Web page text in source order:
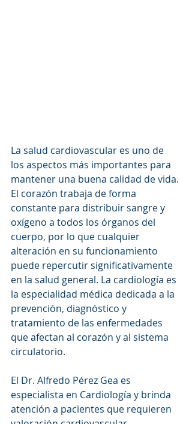
La salud cardiovascular es uno de
los aspectos más importantes para
mantener una buena calidad de vida.
El corazón trabaja de forma
constante para distribuir sangre y
oxígeno a todos los órganos del
cuerpo, por lo que cualquier
alteración en su funcionamiento
puede repercutir significativamente
en la salud general. La cardiología es
la especialidad médica dedicada a la
prevención, diagnóstico y
tratamiento de las enfermedades
que afectan al corazón y al sistema
circulatorio.
El Dr. Alfredo Pérez Gea es
especialista en Cardiología y brinda
atención a pacientes que requieren